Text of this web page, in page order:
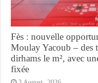
Fès : nouvelle
Moulay Yacoub – des
dirhams le m², avec
fixée